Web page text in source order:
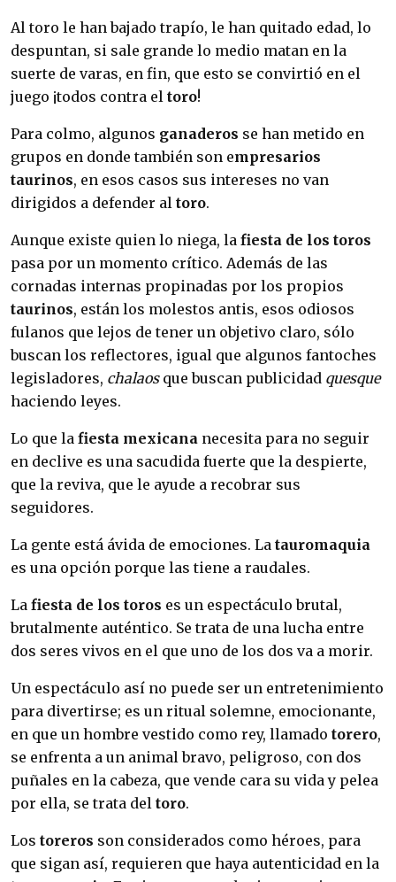
Al toro le han bajado trapío, le han quitado edad, lo
despuntan, si sale grande lo medio matan en la
suerte de varas, en fin, que esto se convirtió en el
juego ¡todos contra el toro!
Para colmo, algunos ganaderos se han metido en
grupos en donde también son empresarios
taurinos, en esos casos sus intereses no van
dirigidos a defender al toro.
Aunque existe quien lo niega, la fiesta de los toros
pasa por un momento crítico. Además de las
cornadas internas propinadas por los propios
taurinos, están los molestos antis, esos odiosos
fulanos que lejos de tener un objetivo claro, sólo
buscan los reflectores, igual que algunos fantoches
legisladores, chalaosque buscan publicidad quesque
haciendo leyes.
Lo que la fiesta mexicana necesita para no seguir
en declive es una sacudida fuerte que la despierte,
que la reviva, que le ayude a recobrar sus
seguidores.
La gente está ávida de emociones. La tauromaquia
es una opción porque las tiene a raudales.
La fiesta de los toros es un espectáculo brutal,
brutalmente auténtico. Se trata de una lucha entre
dos seres vivos en el que uno de los dos va a morir.
Un espectáculo así no puede ser un entretenimiento
para divertirse; es un ritual solemne, emocionante,
en que un hombre vestido como rey, llamado torero,
se enfrenta a un animal bravo, peligroso, con dos
puñales en la cabeza, que vende cara su vida y pelea
por ella, se trata del toro.
Los toreros son considerados como héroes, para
que sigan así, requieren que haya autenticidad en la